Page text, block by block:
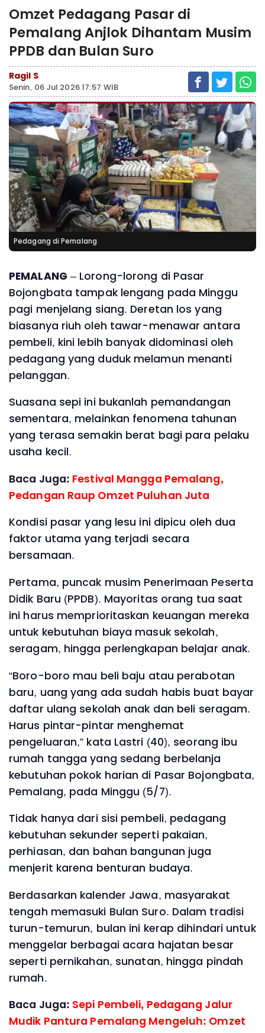
Omzet Pedagang Pasar di
Pemalang Anjlok Dihantam Musim
PPDB dan Bulan Suro
Ragil S
Senin, 06 Jul 2026 17:57 WIB
Pedagang di Pemalang
PEMALANG – Lorong-lorong di Pasar
Bojongbata tampak lengang pada Minggu
pagi menjelang siang. Deretan los yang
biasanya riuh oleh tawar-menawar antara
pembeli, kini lebih banyak didominasi oleh
pedagang yang duduk melamun menanti
pelanggan.
Suasana sepi ini bukanlah pemandangan
sementara, melainkan fenomena tahunan
yang terasa semakin berat bagi para pelaku
usaha kecil.
Baca Juga: Festival Mangga Pemalang,
Pedangan Raup Omzet Puluhan Juta
Kondisi pasar yang lesu ini dipicu oleh dua
faktor utama yang terjadi secara
bersamaan.
Pertama, puncak musim Penerimaan Peserta
Didik Baru (PPDB). Mayoritas orang tua saat
ini harus memprioritaskan keuangan mereka
untuk kebutuhan biaya masuk sekolah,
seragam, hingga perlengkapan belajar anak.
“Boro-boro mau beli baju atau perabotan
baru, uang yang ada sudah habis buat bayar
daftar ulang sekolah anak dan beli seragam.
Harus pintar-pintar menghemat
pengeluaran,” kata Lastri (40), seorang ibu
rumah tangga yang sedang berbelanja
kebutuhan pokok harian di Pasar Bojongbata,
Pemalang, pada Minggu (5/7).
Tidak hanya dari sisi pembeli, pedagang
kebutuhan sekunder seperti pakaian,
perhiasan, dan bahan bangunan juga
menjerit karena benturan budaya.
Berdasarkan kalender Jawa, masyarakat
tengah memasuki Bulan Suro. Dalam tradisi
turun-temurun, bulan ini kerap dihindari untuk
menggelar berbagai acara hajatan besar
seperti pernikahan, sunatan, hingga pindah
rumah.
Baca Juga: Sepi Pembeli, Pedagang Jalur
Mudik Pantura Pemalang Mengeluh: Omzet